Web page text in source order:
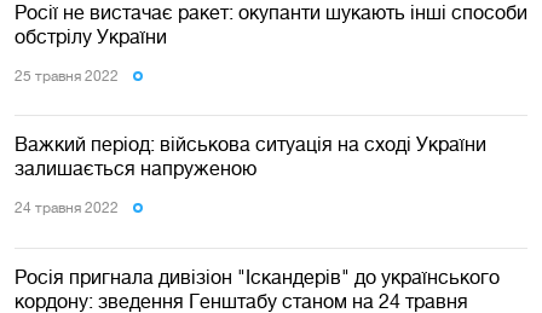
Росії не вистачає ракет: окупанти шукають інші способи
обстрілу України
25 травня 2022
Важкий період: військова ситуація на сході України
залишається напруженою
24 травня 2022
Росія пригнала дивізіон "Іскандерів" до українського
кордону: зведення Генштабу станом на 24 травня